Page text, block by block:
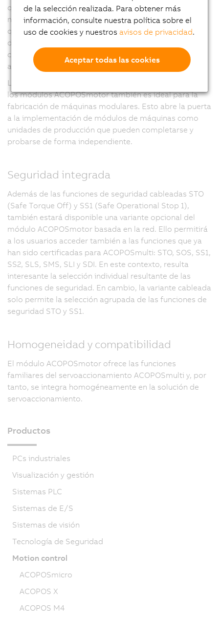
que sea mucho más fácil implementar arquitecturas
modulares y funciones opcionales de la máquina, ya
que se pueden conectar fácilmente a la línea principal
de la máquina con cables híbridos (y con el
correspondiente dimensionamiento de la fuente de
alimentación).
La opción de conectar los módulos X67 directamente a
los módulos ACOPOSmotor también es ideal para la
fabricación de máquinas modulares. Esto abre la puerta
a la implementación de módulos de máquinas como
unidades de producción que pueden completarse y
probarse de forma independiente.
Seguridad integrada
Además de las funciones de seguridad cableadas STO
(Safe Torque Off) y SS1 (Safe Operational Stop 1),
también estará disponible una variante opcional del
módulo ACOPOSmotor basada en la red. Ello permitirá
a los usuarios acceder también a las funciones que ya
han sido certificadas para ACOPOSmulti: STO, SOS, SS1,
SS2, SLS, SMS, SLI y SDI. En este contexto, resulta
interesante la selección individual resultante de las
funciones de seguridad. En cambio, la variante cableada
solo permite la selección agrupada de las funciones de
seguridad STO y SS1.
Homogeneidad y compatibilidad
El módulo ACOPOSmotor ofrece las funciones
familiares del servoaccionamiento ACOPOSmulti y, por
tanto, se integra homogéneamente en la solución de
servoaccionamiento.
Productos
PCs industriales
Visualización y gestión
Sistemas PLC
Sistemas de E/S
Sistemas de visión
Tecnología de Seguridad
Motion control
ACOPOSmicro
ACOPOS X
ACOPOS M4
de la selección realizada. Para obtener más
información, consulte nuestra política sobre el
uso de cookies y nuestrosavisos de privacidad.
Aceptar todas las cookies